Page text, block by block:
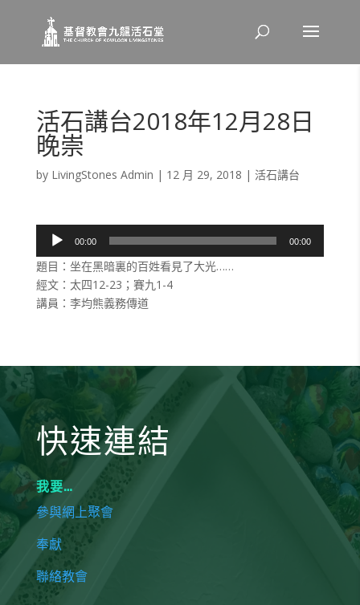
活石講台2018年12月28日
晚崇
by LivingStones Admin | 12 月 29, 2018 | 活石講台
播
放
器
00:00 00:00
題目：坐在黑暗裏的百姓看見了大光……
經文：太四12-23；賽九1-4
講員：李均熊義務傳道
快速連結
我要…
參與網上聚會
奉獻
聯絡教會